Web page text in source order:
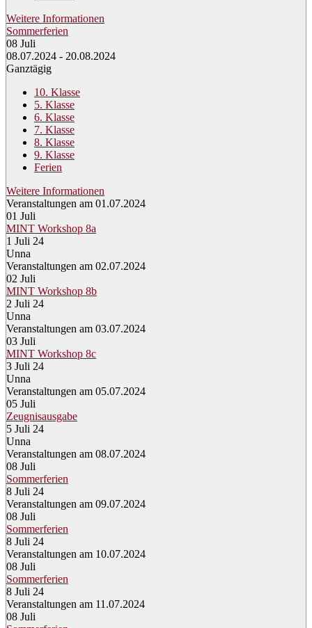
Weitere Informationen
Sommerferien
08 Juli
08.07.2024 - 20.08.2024
Ganztägig
10. Klasse
5. Klasse
6. Klasse
7. Klasse
8. Klasse
9. Klasse
Ferien
Weitere Informationen
Veranstaltungen am 01.07.2024
01 Juli
MINT Workshop 8a
1 Juli 24
Unna
Veranstaltungen am 02.07.2024
02 Juli
MINT Workshop 8b
2 Juli 24
Unna
Veranstaltungen am 03.07.2024
03 Juli
MINT Workshop 8c
3 Juli 24
Unna
Veranstaltungen am 05.07.2024
05 Juli
Zeugnisausgabe
5 Juli 24
Unna
Veranstaltungen am 08.07.2024
08 Juli
Sommerferien
8 Juli 24
Veranstaltungen am 09.07.2024
08 Juli
Sommerferien
8 Juli 24
Veranstaltungen am 10.07.2024
08 Juli
Sommerferien
8 Juli 24
Veranstaltungen am 11.07.2024
08 Juli